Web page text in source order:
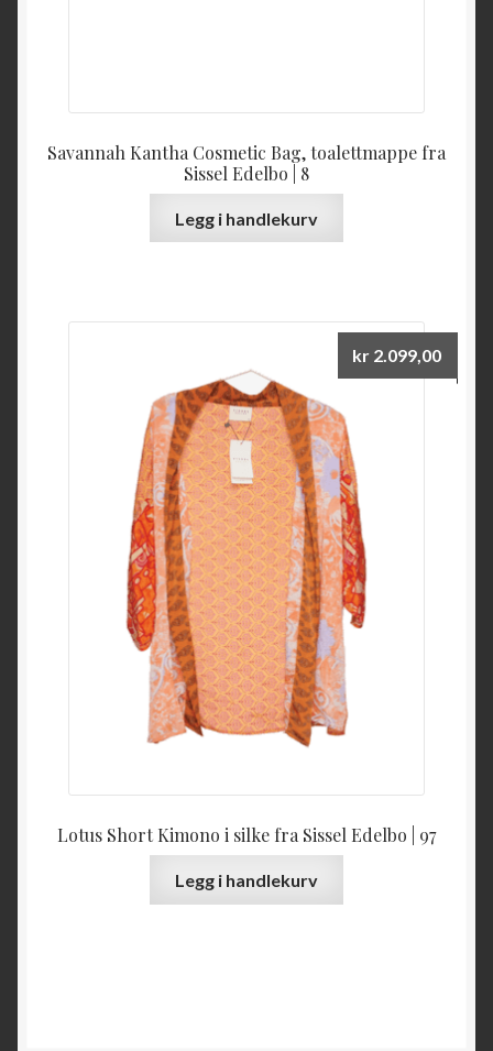
Savannah Kantha Cosmetic Bag, toalettmappe fra
Sissel Edelbo | 8
Legg i handlekurv
Lotus Short Kimono i silke fra Sissel Edelbo | 97
kr 2.099,00
Legg i handlekurv